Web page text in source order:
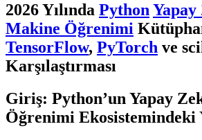
2026 Yılında PythonYapay
Makine Öğrenimi
TensorFlow, PyTorch ve
Karşılaştırması
Giriş: Python’un Yapay
Öğrenimi Ekosistemindeki